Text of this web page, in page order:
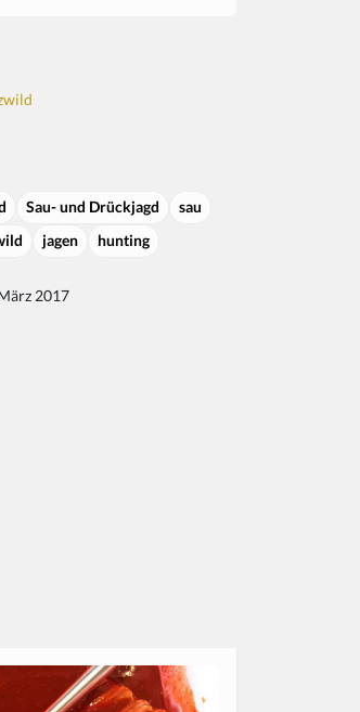
Sau- und Drückjagd
sau
jagen hunting
2017